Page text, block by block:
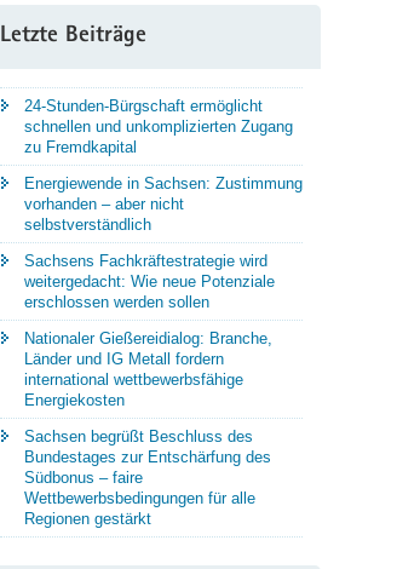
Letzte Beiträge
24-Stunden-Bürgschaft ermöglicht
schnellen und unkomplizierten Zugang
zu Fremdkapital
Energiewende in Sachsen: Zustimmung
vorhanden – aber nicht
selbstverständlich
Sachsens Fachkräftestrategie wird
weitergedacht: Wie neue Potenziale
erschlossen werden sollen
Nationaler Gießereidialog: Branche,
Länder und IG Metall fordern
international wettbewerbsfähige
Energiekosten
Sachsen begrüßt Beschluss des
Bundestages zur Entschärfung des
Südbonus – faire
Wettbewerbsbedingungen für alle
Regionen gestärkt